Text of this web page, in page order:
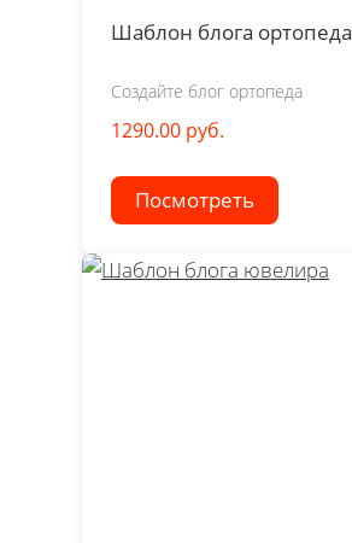
Шаблон блога ортопеда
Создайте блог ортопеда
1290.00 руб.
Посмотреть